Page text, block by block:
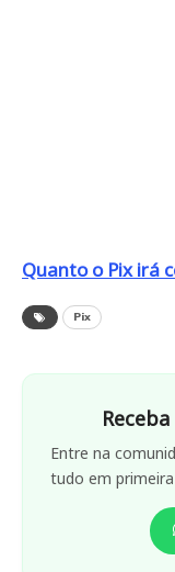
Quanto o Pix irá
Pix
Entre na
tudo em